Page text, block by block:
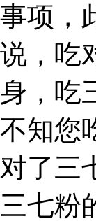
事项，
说，吃
身，吃
不知您
对了三
三七粉